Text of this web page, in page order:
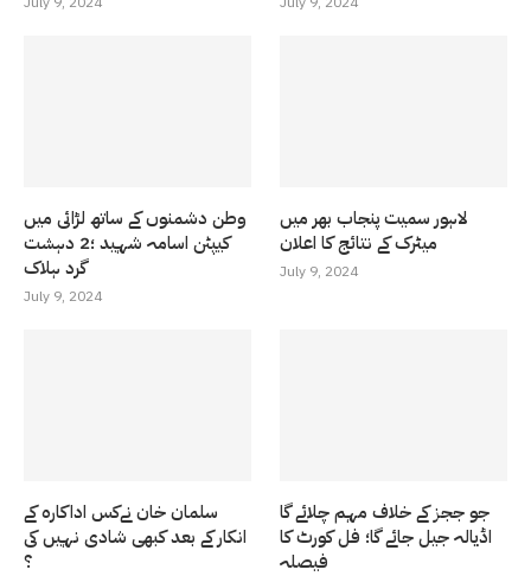
وطن دشمنوں کے ساتھ لڑائی میں
کیپٹن اسامہ شہید ؛2 دہشت
گرد ہلاک
July 9, 2024
لاہور سمیت پنجاب بھر میں
میٹرک کے نتائج کا اعلان
July 9, 2024
سلمان خان نےکس اداکارہ کے
انکار کے بعد کبھی شادی نہیں کی
؟
جو ججز کے خلاف مہم چلائے گا
اڈیالہ جیل جائے گا؛ فل کورٹ کا
فیصلہ